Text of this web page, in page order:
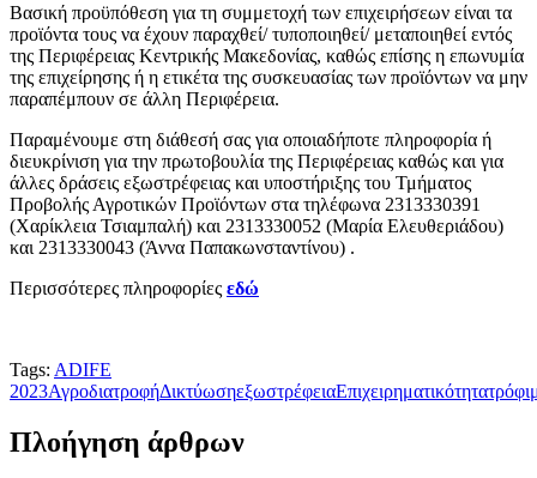
Βασική προϋπόθεση για τη συμμετοχή των επιχειρήσεων είναι τα
προϊόντα τους να έχουν παραχθεί/ τυποποιηθεί/ μεταποιηθεί εντός
της Περιφέρειας Κεντρικής Μακεδονίας, καθώς επίσης η επωνυμία
της επιχείρησης ή η ετικέτα της συσκευασίας των προϊόντων να μην
παραπέμπουν σε άλλη Περιφέρεια.
Παραμένουμε στη διάθεσή σας για οποιαδήποτε πληροφορία ή
διευκρίνιση για την πρωτοβουλία της Περιφέρειας καθώς και για
άλλες δράσεις εξωστρέφειας και υποστήριξης του Τμήματος
Προβολής Αγροτικών Προϊόντων στα τηλέφωνα 2313330391
(Χαρίκλεια Τσιαμπαλή) και 2313330052 (Μαρία Ελευθεριάδου)
και 2313330043 (Άννα Παπακωνσταντίνου) .
Περισσότερες πληροφορίες εδώ
Tags: ADIFE
2023ΑγροδιατροφήΔικτύωσηεξωστρέφειαΕπιχειρηματικότητα
Πλοήγηση άρθρων